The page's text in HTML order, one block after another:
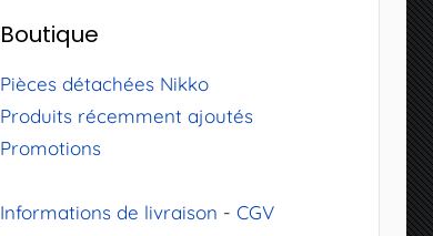
Boutique
Pièces détachées Nikko
Produits récemment ajoutés
Promotions
Informations de livraison - CGV